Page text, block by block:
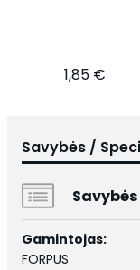
1,85 €
Savybės /
Savybės
Gamintojas:
FORPUS